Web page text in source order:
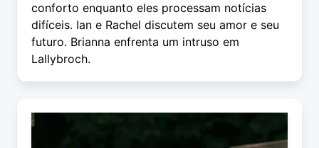
conforto enquanto eles processam notícias
difíceis. Ian e Rachel discutem seu amor e seu
futuro. Brianna enfrenta um intruso em
Lallybroch.